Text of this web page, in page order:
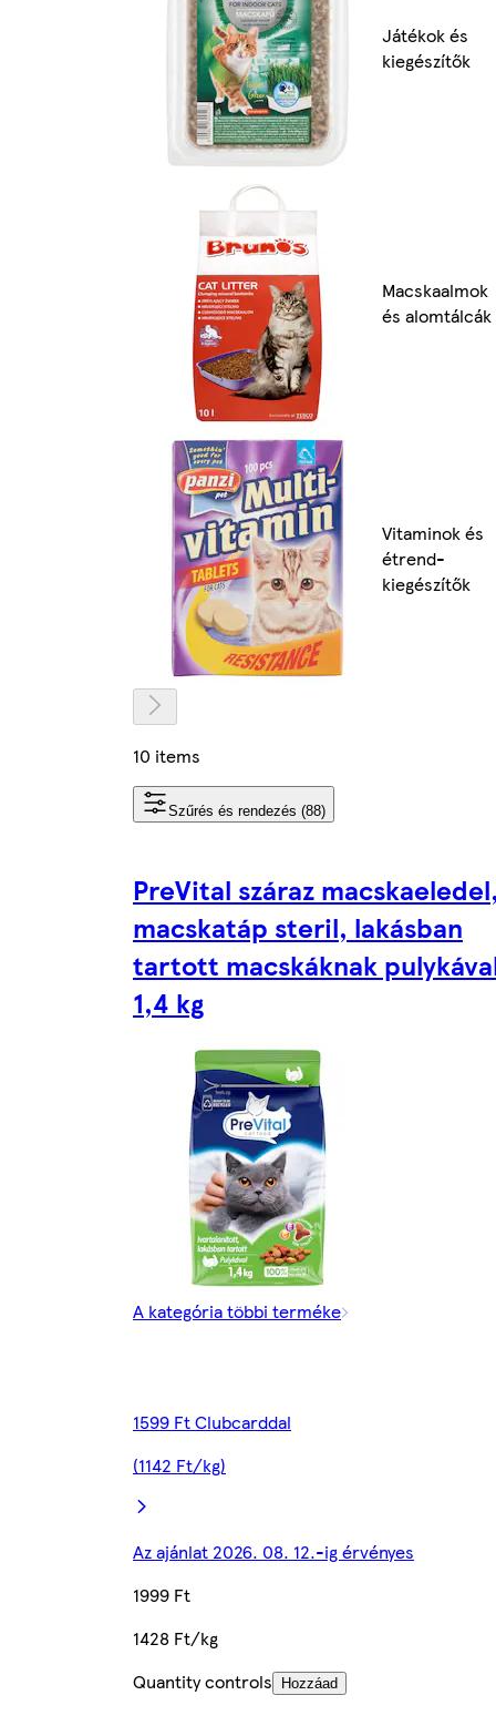
Játékok és
kiegészítők
Macskaalmok
és alomtálcák
Vitaminok és
étrend-
kiegészítők
10 items
Szűrés és rendezés (88)
PreVital száraz
macskatáp steril, lakásban
tartott macskáknak
1,4 kg
A kategória többi terméke
1599 Ft Clubcarddal
(1142 Ft/kg)
Az ajánlat 2026. 08. 12.-ig érvényes
1999 Ft
1428 Ft/kg
Quantity controls
Hozzáad